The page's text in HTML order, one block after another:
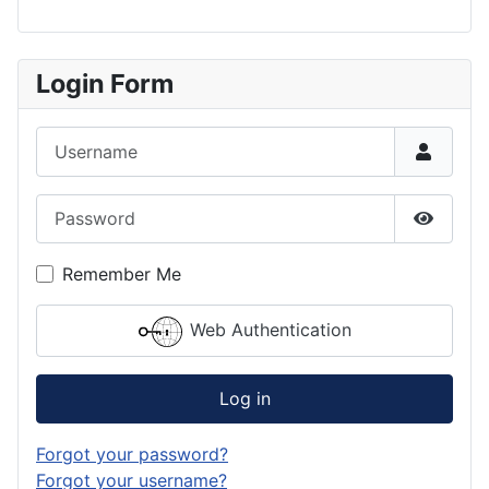
Login Form
Show
Remember Me
Web Authentication
Log in
Forgot your password?
Forgot your username?